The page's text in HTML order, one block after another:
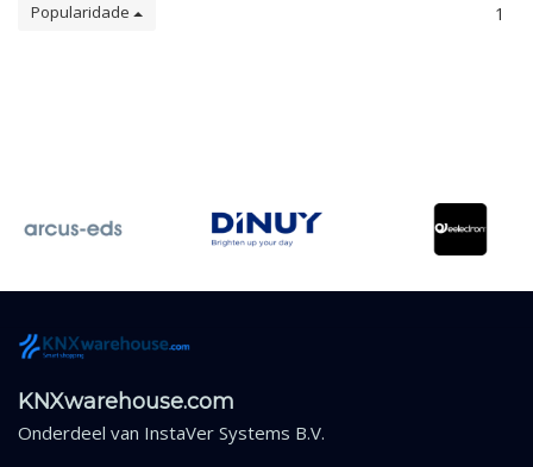
Popularidade 1
KNXwarehouse.com
Onderdeel van InstaVer Systems B.V.